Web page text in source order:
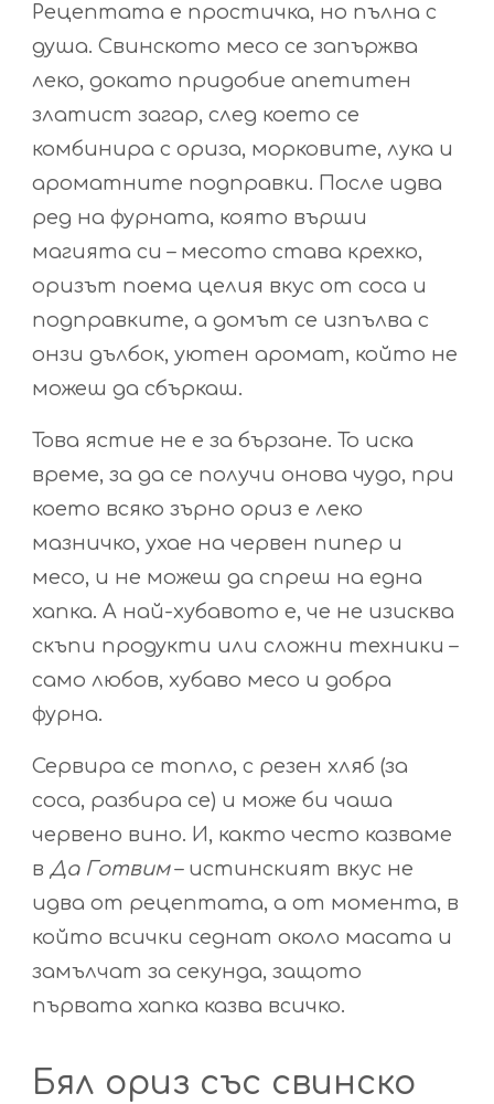
Рецептата е простичка, но пълна с
душа. Свинското месо се запържва
леко, докато придобие апетитен
златист загар, след което се
комбинира с ориза, морковите, лука и
ароматните подправки. После идва
ред на фурната, която върши
магията си – месото става крехко,
оризът поема целия вкус от соса и
подправките, а домът се изпълва с
онзи дълбок, уютен аромат, който не
можеш да сбъркаш.
Това ястие не е за бързане. То иска
време, за да се получи онова чудо, при
което всяко зърно ориз е леко
мазничко, ухае на червен пипер и
месо, и не можеш да спреш на една
хапка. А най-хубавото е, че не изисква
скъпи продукти или сложни техники –
само любов, хубаво месо и добра
фурна.
Сервира се топло, с резен хляб (за
соса, разбира се) и може би чаша
червено вино. И, както често казваме
в Да Готвим– истинският вкус не
идва от рецептата, а от момента, в
който всички седнат около масата и
замълчат за секунда, защото
първата хапка казва всичко.
Бял ориз със свинско